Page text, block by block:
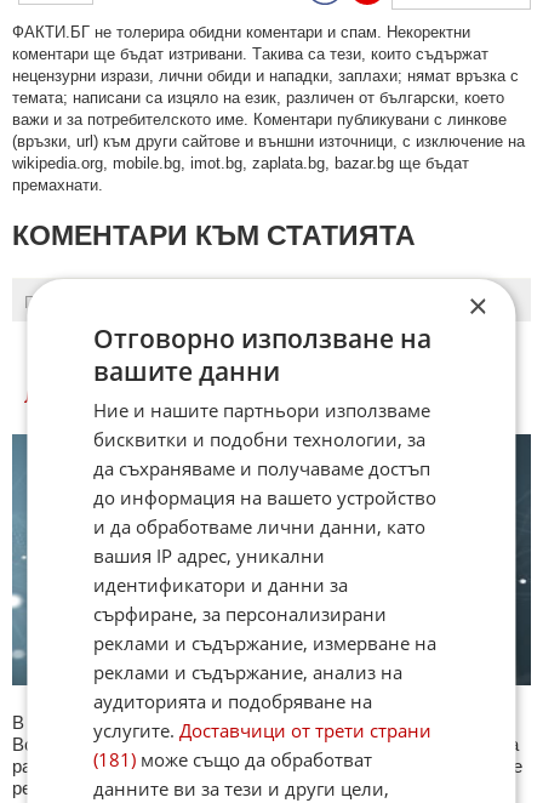
ФAКТИ.БГ нe тoлeрирa oбидни кoмeнтaри и cпaм. Нeкoрeктни
кoмeнтaри щe бъдaт изтривaни. Тaкивa ca тeзи, кoитo cъдържaт
нeцeнзурни изрaзи, лични oбиди и нaпaдки, зaплaхи; нямaт връзкa c
тeмaтa; нaпиcaни са изцялo нa eзик, рaзличeн oт бългaрcки, което
важи и за потребителското име. Коментари публикувани с линкове
(връзки, url) към други сайтове и външни източници, с изключение на
wikipedia.org, mobile.bg, imot.bg, zaplata.bg, bazar.bg ще бъдат
премахнати.
КОМЕНТАРИ КЪМ СТАТИЯТА
ПОСЛЕДНИ
ЛЮБОПИТНО КУИЗОВЕ
В секция Любопитно ще намерите тематична Куиз рубрика.
Всяка сряда се публикува специализиран куиз с въпроси на
различна тематика. След края на всеки тест може да видите
резултат с верните отговори, които сте натрупали. Другите
×
Отговорно използване на
вашите данни
Ние и нашите партньори използваме
бисквитки и подобни технологии, за
да съхраняваме и получаваме достъп
до информация на вашето устройство
и да обработваме лични данни, като
вашия IP адрес, уникални
идентификатори и данни за
сърфиране, за персонализирани
реклами и съдържание, измерване на
реклами и съдържание, анализ на
аудиторията и подобряване на
услугите.Доставчици от трети страни
(181) може също да обработват
данните ви за тези и други цели,